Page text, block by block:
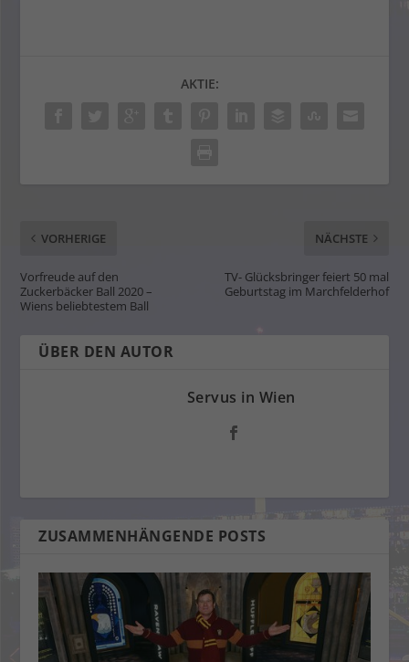
AKTIE:
VORHERIGE
Vorfreude auf den
Zuckerbäcker Ball 2020 –
Wiens beliebtestem Ball
NÄCHSTE
TV- Glücksbringer feiert 50 mal
Geburtstag im Marchfelderhof
ÜBER DEN AUTOR
Servus in Wien
ZUSAMMENHÄNGENDE POSTS